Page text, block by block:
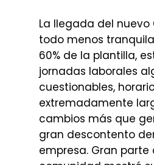
La llegada del nuevo
todo menos
60% de la plantilla,
jornadas laborales
cuestionables,
extremadamente
cambios más que
gran descontento
empresa. Gran parte